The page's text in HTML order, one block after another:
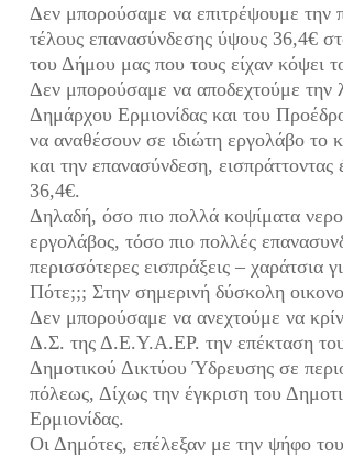
Δεν μπορούσαμε να επιτρέψουμε την
τέλους επανασύνδεσης ύψους 36,4€
του Δήμου μας που τους είχαν κόψει
Δεν μπορούσαμε να αποδεχτούμε την
Δημάρχου Ερμιονίδας και του
να αναθέσουν σε ιδιώτη εργολάβο το
και την επανασύνδεση,
36,4€.
Δηλαδή, όσο πιο πολλά κοψίματα
εργολάβος, τόσο πιο πολλές
περισσότερες εισπράξεις – χαράτσια
Πότε;;; Στην σημερινή δύσκολη
Δεν μπορούσαμε να ανεχτούμε να
Δ.Σ. της Δ.Ε.Υ.Α.ΕΡ. την επέκταση
Δημοτικού Δικτύου Ύδρευσης σε
πόλεως, Δίχως την έγκριση του
Ερμιονίδας.
Οι Δημότες, επέλεξαν με την ψήφο